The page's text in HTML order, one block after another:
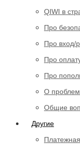
QIWI в
Про
Про вход/
Про
Про
О
Общие
Другие